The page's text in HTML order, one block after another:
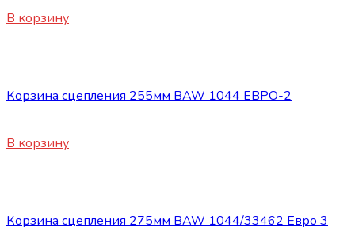
В корзину
Корзина сцепления 255мм BAW 1044 ЕВРО-2
В корзину
Корзина сцепления 275мм BAW 1044/33462 Евро 3